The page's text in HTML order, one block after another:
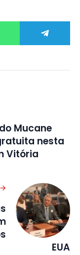
Mucane
nesta
Vitória
EUA